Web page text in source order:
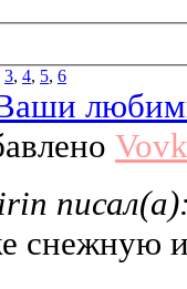
3, 4, 5, 6
снежную